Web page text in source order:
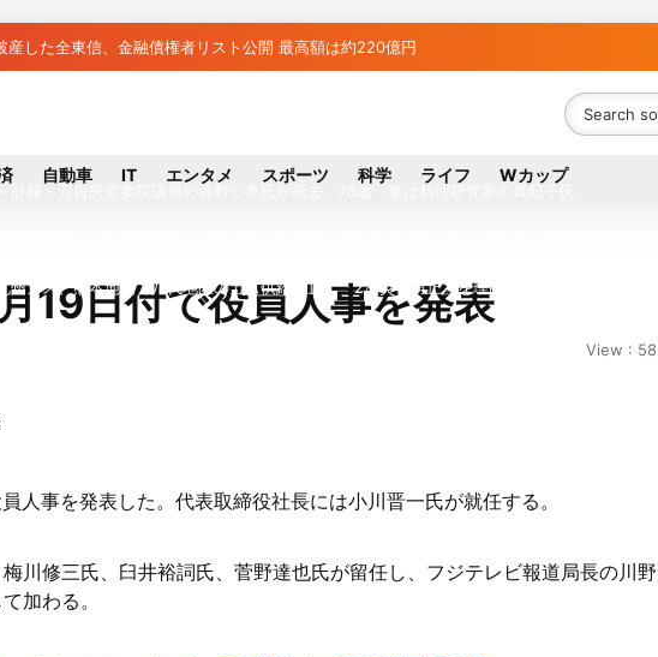
産した全東信、金融債権者リスト公開 最高額は約220億円
破産した全東信、債権者63金融機関リスト判明 銀行が半数、最大は近畿産業信組
九州ガス、熊本地震で八代地区のガス供給停止 「2次災害防止」を理由に
イレの暑さ対策に最適？ 山善「人感センサー搭載ファン付LEDミニライト」を試してみた
自動車 IT エンタメ スポーツ 科学 ライフ Wカップ
19日付で役員人事を発表
View : 58
人事を発表した。代表取締役社長には小川晋一氏が就任する。
川修三氏、臼井裕詞氏、菅野達也氏が留任し、フジテレビ報道局長の川野
加わる。